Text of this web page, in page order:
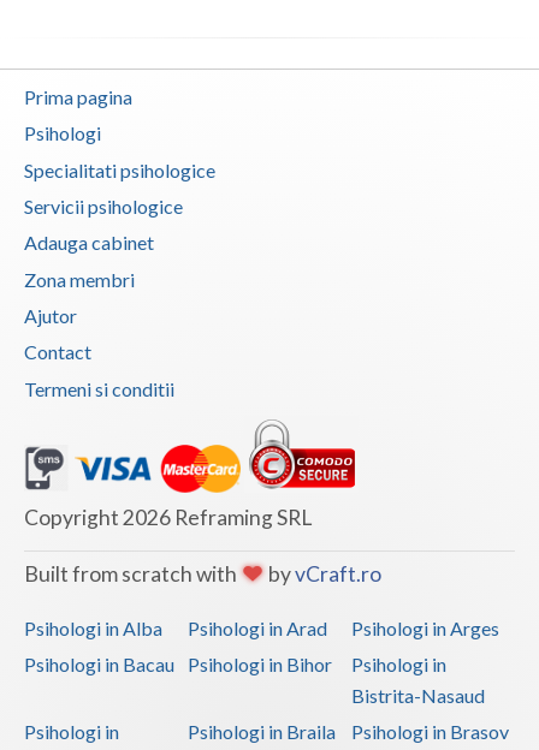
Tulcea
Vaslui
Vrancea
Prima pagina
Psihologi
Specialitati psihologice
Servicii psihologice
Adauga cabinet
Zona membri
Ajutor
Contact
Termeni si conditii
Copyright 2026 Reframing SRL
Built from scratch with byvCraft.ro
Psihologi in Alba Psihologi in Arad
Psihologi in Arges
Psihologi in Bacau
Psihologi in Bihor
Psihologi in
Bistrita-Nasaud
Psihologi in
Psihologi in Braila
Psihologi in Brasov